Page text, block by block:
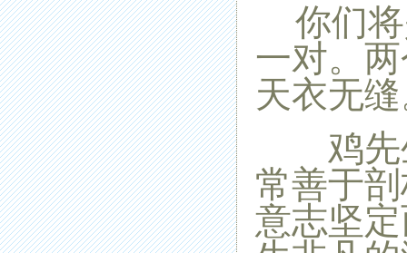
你们将
一对。
天衣无
鸡先生
常善于
意志坚